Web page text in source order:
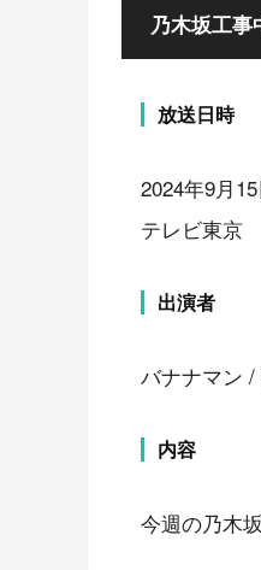
乃木坂工事
放送日時
2024年9月
テレビ東京
出演者
バナナマン
内容
今週の乃木